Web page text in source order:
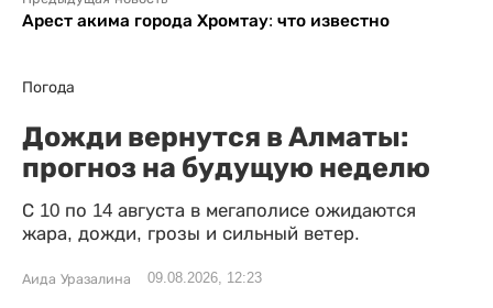
Арест акима города Хромтау: что известно
Погода
Дожди вернутся в Алматы:
прогноз на будущую неделю
С 10 по 14 августа в мегаполисе ожидаются
жара, дожди, грозы и сильный ветер.
Аида Уразалина 09.08.2026, 12:23